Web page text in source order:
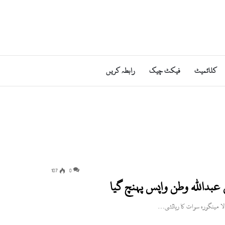
کلائمیٹ فیکٹ چیک رابطہ کریں
0
107
عبداللہ وطن واپس پہنچ گیا